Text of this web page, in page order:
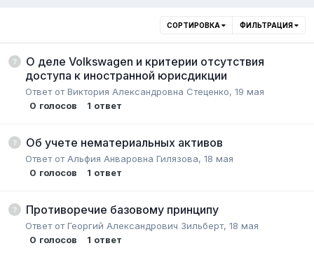
СОРТИРОВКА ФИЛЬТРАЦИЯ
О деле Volkswagen и критерии отсутствия
доступа к иностранной юрисдикции
Ответ отВиктория Александровна Стеценко, 19 мая
0 голосов 1 ответ
Об учете нематериальных активов
Ответ отАльфия Анваровна Гилязова, 18 мая
0 голосов 1 ответ
Противоречие базовому принципу
Ответ отГеоргий Александрович Зильберт, 18 мая
0 голосов 1 ответ